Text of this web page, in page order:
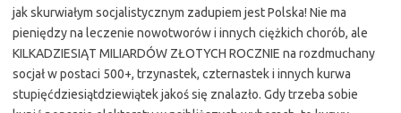
jak skurwiałym socjalistycznym zadupiem jest Polska! Nie ma
pieniędzy na leczenie nowotworów i innych ciężkich chorób, ale
KILKADZIESIĄT MILIARDÓW ZŁOTYCH ROCZNIE na rozdmuchany
socjał w postaci 500+, trzynastek, czternastek i innych kurwa
stupięćdziesiątdziewiątek jakoś się znalazło. Gdy trzeba sobie